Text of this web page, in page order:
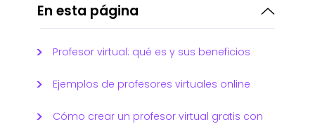
En esta página
Profesor virtual: qué es y sus beneficios
Ejemplos de profesores virtuales online
Cómo crear un profesor virtual gratis con